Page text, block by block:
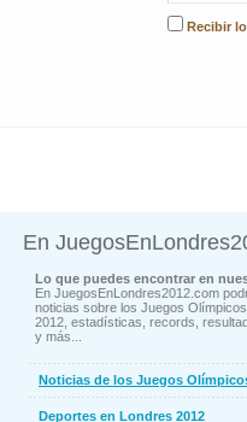
Recibir
En
Lo que puedes encontrar en
En JuegosEnLondres2012.com
noticias sobre los Juegos
2012, estadísticas, records,
y más...
Noticias de los Juegos
Deportes en Londres 2012